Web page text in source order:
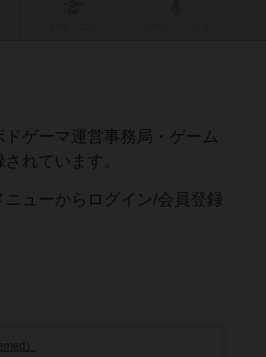
ゲーマ運営事務局・ゲーム
れています。
ューからログイン/会員登録
）